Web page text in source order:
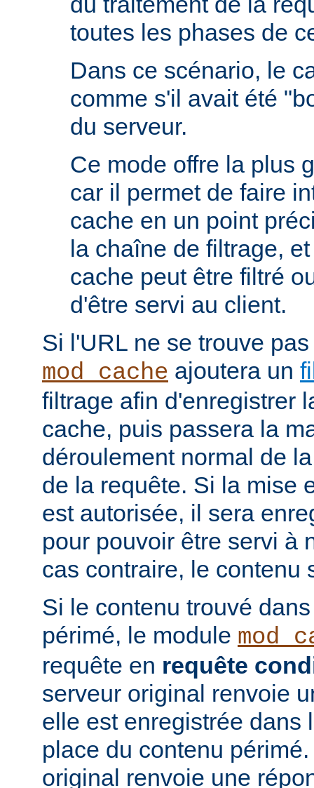
toutes les phases de
Dans ce scénario, le
comme s'il avait été
du serveur.
Ce mode offre la plus
car il permet de faire
cache en un point
la chaîne de filtrage,
cache peut être filtré
d'être servi au client.
Si l'URL ne se trouve
mod_cache ajoutera un
filtrage afin d'enregistrer
cache, puis passera la
déroulement normal de
de la requête. Si la mise
est autorisée, il sera
pour pouvoir être servi à
cas contraire, le contenu
Si le contenu trouvé
périmé, le module
requête en requête
serveur original renvoie
elle est enregistrée dans
place du contenu
original renvoie une